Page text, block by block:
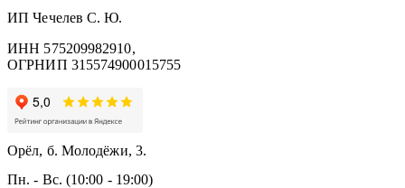
ИП Чечелев С. Ю.
ИНН 575209982910,
ОГРНИП 315574900015755
Орёл, б. Молодёжи, 3.
Пн. - Вс. (10:00 - 19:00)